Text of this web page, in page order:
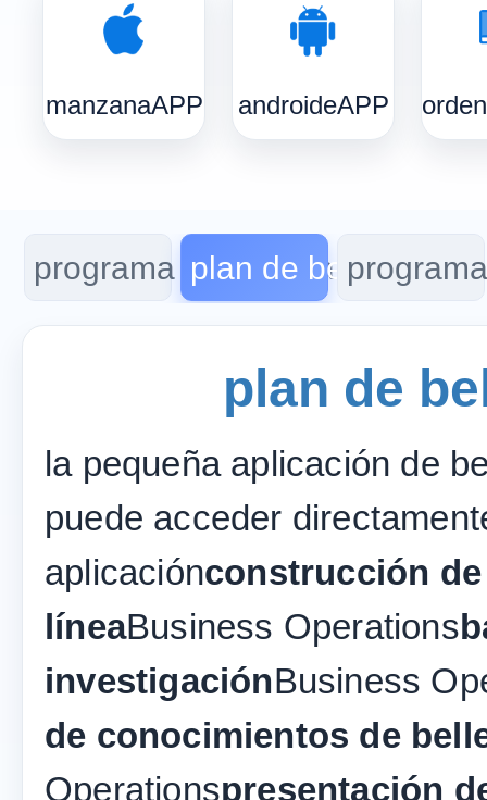
manzanaAPP androideAPP
programa de belleza médica
plan de belleza
plan de
la pequeña aplicación de
puede acceder
aplicaciónconstrucción
líneaBusiness Operations
investigaciónBusiness
de conocimientos de
Operationspresentación